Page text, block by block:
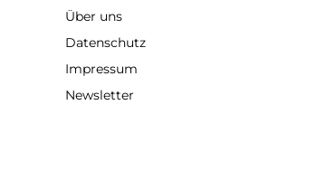
Über uns
Datenschutz
Impressum
Newsletter